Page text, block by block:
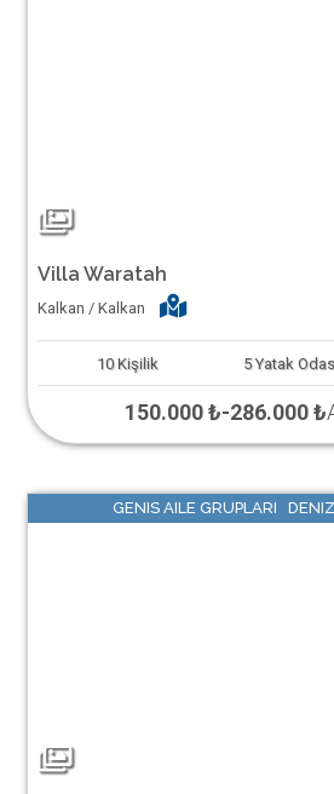
Villa Waratah
Kalkan / Kalkan
10 Kişilik 5 Yatak
150.000 ₺-286.000 ₺
GENIS AILE GRUPLARI